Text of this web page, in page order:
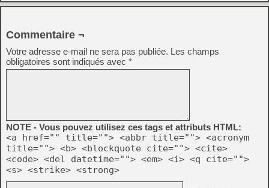
Commentaire ¬
Votre adresse e-mail ne sera pas publiée. Les champs
obligatoires sont indiqués avec *
NOTE - Vous pouvez utilisez ces tags et attributs HTML:
<a href="" title=""> <abbr title=""> <acronym
title=""> <b> <blockquote cite=""> <cite>
<code> <del datetime=""> <em> <i> <q cite="">
<s> <strike> <strong>